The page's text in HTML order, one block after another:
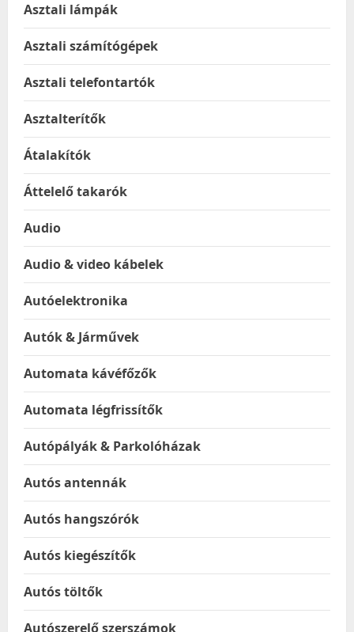
Asztali lámpák
Asztali számítógépek
Asztali telefontartók
Asztalterítők
Átalakítók
Áttelelő takarók
Audio
Audio & video kábelek
Autóelektronika
Autók & Járművek
Automata kávéfőzők
Automata légfrissítők
Autópályák & Parkolóházak
Autós antennák
Autós hangszórók
Autós kiegészítők
Autós töltők
Autószerelő szerszámok